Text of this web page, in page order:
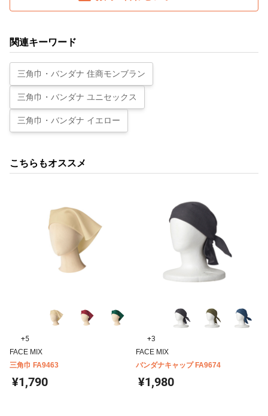
関連キーワード
三角巾・バンダナ 住商モンブラン
三角巾・バンダナ ユニセックス
三角巾・バンダナ イエロー
こちらもオススメ
+5
FACE MIX
三角巾 FA9463
¥1,790
+3
FACE MIX
バンダナキャップ FA9674
¥1,980